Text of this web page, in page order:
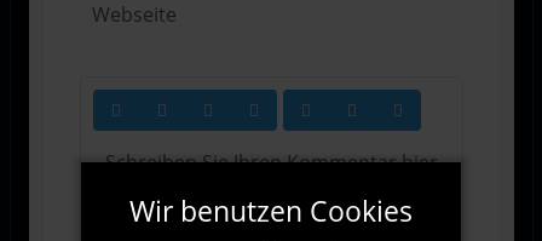
Wir benutzen Cookies